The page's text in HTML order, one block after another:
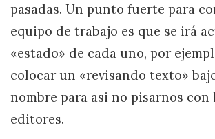
pasadas. Un punto fuerte para
equipo de trabajo es que se irá
«estado» de cada uno, por
colocar un «revisando texto»
nombre para asi no pisarnos con
editores.